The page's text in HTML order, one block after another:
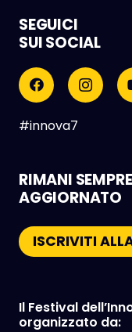
SEGUICI
SUI SOCIAL
#innova7
RIMANI SEMPRE
AGGIORNATO
ISCRIVITI
Il Festival
organizzato da: